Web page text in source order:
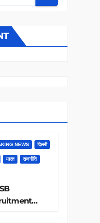
NEWS दिल्ली
भारत राजनीति